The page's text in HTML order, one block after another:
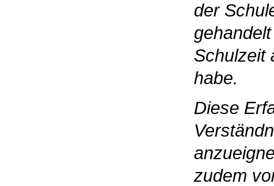
der
Schulzeit
habe.
Diese
zudem